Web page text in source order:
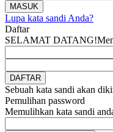
Lupa kata sandi Anda?
Daftar
SELAMAT DATANG!
Sebuah kata sandi akan
Pemulihan password
Memulihkan kata sandi